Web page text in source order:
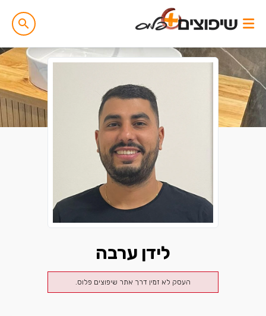
לידן ערבה
העסק לא זמין דרך אתר שיפוצים פלוס.